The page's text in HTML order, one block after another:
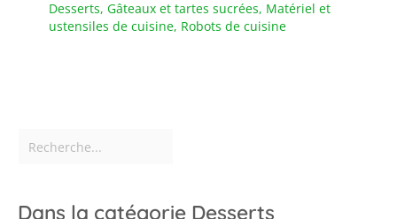
Desserts, Gâteaux et tartes sucrées, Matériel et
ustensiles de cuisine, Robots de cuisine
Dans la catégorie Desserts